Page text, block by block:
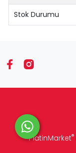
Stok Durumu
PlatinMarket®